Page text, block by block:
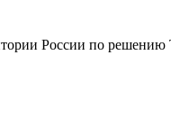
России по